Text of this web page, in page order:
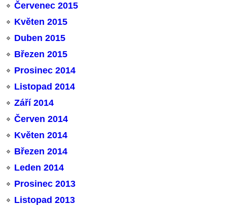
Červenec 2015
Květen 2015
Duben 2015
Březen 2015
Prosinec 2014
Listopad 2014
Září 2014
Červen 2014
Květen 2014
Březen 2014
Leden 2014
Prosinec 2013
Listopad 2013